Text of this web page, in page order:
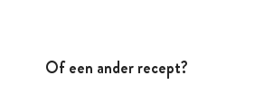
Of een ander recept?